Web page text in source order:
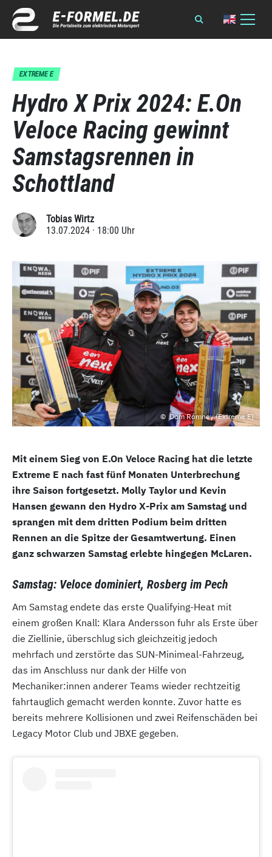
EXTREME E
Hydro X Prix 2024: E.On
Veloce Racing gewinnt
Samstagsrennen in
Schottland
Tobias Wirtz
13.07.2024 · 18:00 Uhr
Dom Romney (Extreme E)
Mit einem Sieg von E.On Veloce Racing hat die letzte
Extreme E nach fast fünf Monaten Unterbrechung
ihre Saison fortgesetzt. Molly Taylor und Kevin
Hansen gewann den Hydro X-Prix am Samstag und
sprangen mit dem dritten Podium beim dritten
Rennen an die Spitze der Gesamtwertung. Einen
ganz schwarzen Samstag erlebte hingegen McLaren.
Samstag: Veloce dominiert, Rosberg im Pech
Am Samstag endete das erste Qualifying-Heat mit
einem großen Knall: Klara Andersson fuhr als Erste über
die Ziellinie, überschlug sich gleichzeitig jedoch
mehrfach und zerstörte das SUN-Minimeal-Fahrzeug,
das im Anschluss nur dank der Hilfe von
Mechaniker:innen anderer Teams wieder rechtzeitig
fahrtauglich gemacht werden konnte. Zuvor hatte es
bereits mehrere Kollisionen und zwei Reifenschäden bei
Legacy Motor Club und JBXE gegeben.